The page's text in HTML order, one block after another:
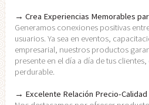
→ Crea Experiencias Memorables
Generamos conexiones positivas
usuarios. Ya sea en eventos,
empresarial, nuestros productos
presente en el día a día de tus
perdurable.
→ Excelente Relación Precio-